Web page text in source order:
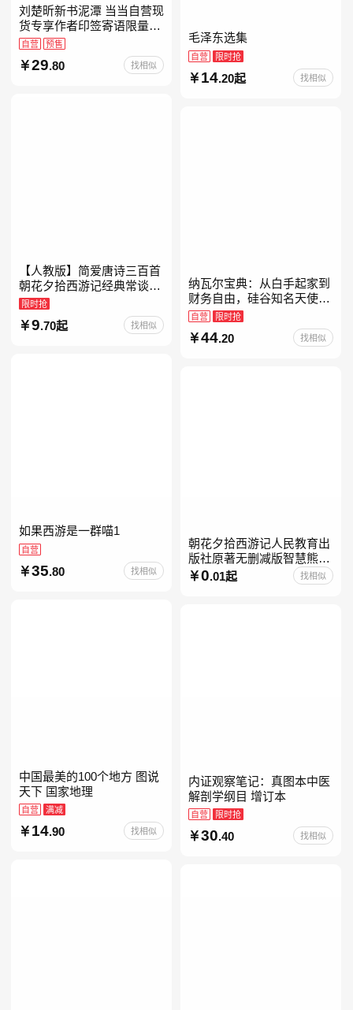
刘楚昕新书泥潭 当当自营现
货专享作者印签寄语限量藏
书票 漓江文学奖获奖作品
现货充足下单优先发货 当当
自营
自营 预售
29.80 找相似
毛泽东选集
自营 限时抢
14.20起 找相似
【人教版】简爱唐诗三百首
朝花夕拾西游记经典常谈昆
虫记骆驼祥子钢铁是怎样炼
成的升级版鲁迅原著正版七
八九年级上下 鲁滨逊漂流
限时抢
9.70起 找相似
纳瓦尔宝典：从白手起家到
财务自由，硅谷知名天使投
资人纳瓦尔智慧箴言录
自营 限时抢
44.20 找相似
如果西游是一群喵1
自营
35.80 找相似
朝花夕拾西游记人民教育出
版社原著无删减版智慧熊升
级版七年级必读书目初一上
册人民文学出版社人教版当
0.01起 找相似
中国最美的100个地方 图说
天下 国家地理
自营 满减
14.90 找相似
内证观察笔记：真图本中医
解剖学纲目 增订本
自营 限时抢
30.40 找相似